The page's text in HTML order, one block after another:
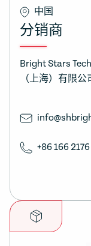
中国
分销商
Bright Stars
（上海）有限公
+86 166